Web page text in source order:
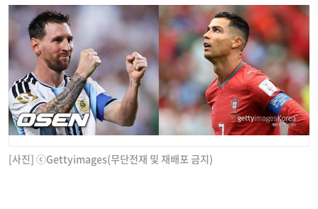
[사진] ⓒGettyimages(무단전재 및 재배포 금지)